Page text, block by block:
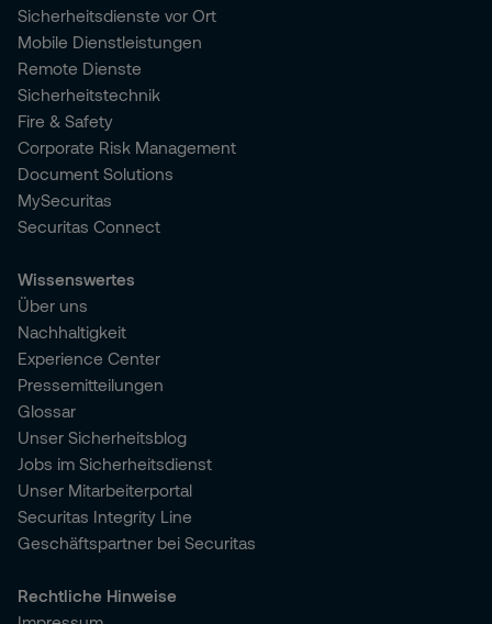
Sicherheitsdienste vor Ort
Mobile Dienstleistungen
Remote Dienste
Sicherheitstechnik
Fire & Safety
Corporate Risk Management
Document Solutions
MySecuritas
Securitas Connect
Wissenswertes
Über uns
Nachhaltigkeit
Experience Center
Pressemitteilungen
Glossar
Unser Sicherheitsblog
Jobs im Sicherheitsdienst
Unser Mitarbeiterportal
Securitas Integrity Line
Geschäftspartner bei Securitas
Rechtliche Hinweise